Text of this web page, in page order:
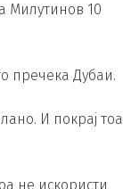
Милутинов 10
пречека Дубаи.
И покрај тоа
не искористи